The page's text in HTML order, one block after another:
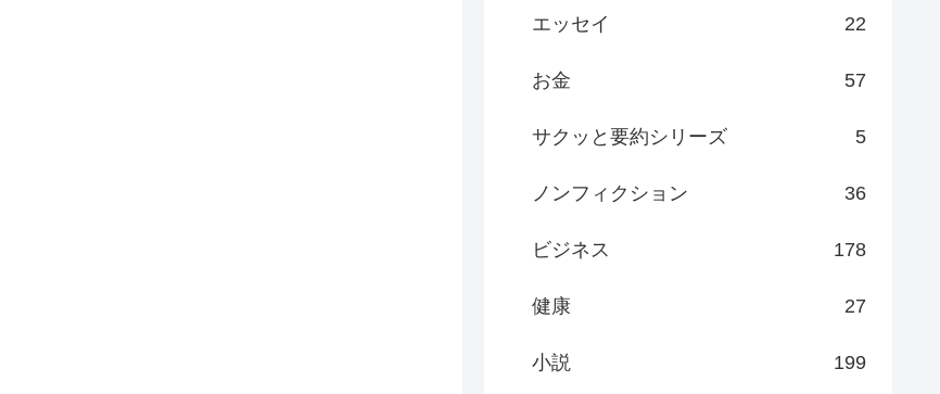
エッセイ 22
お金 57
サクッと要約シリーズ 5
ノンフィクション 36
ビジネス 178
健康 27
小説 199